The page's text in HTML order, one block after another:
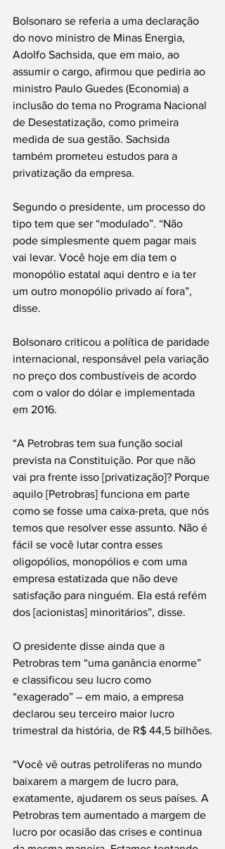
Bolsonaro se referia a uma declaração
do novo ministro de Minas Energia,
Adolfo Sachsida, que em maio, ao
assumir o cargo, afirmou que pediria ao
ministro Paulo Guedes (Economia) a
inclusão do tema no Programa Nacional
de Desestatização, como primeira
medida de sua gestão. Sachsida
também prometeu estudos para a
privatização da empresa.
Segundo o presidente, um processo do
tipo tem que ser “modulado”. “Não
pode simplesmente quem pagar mais
vai levar. Você hoje em dia tem o
monopólio estatal aqui dentro e ia ter
um outro monopólio privado aí fora”,
disse.
Bolsonaro criticou a política de paridade
internacional, responsável pela variação
no preço dos combustíveis de acordo
com o valor do dólar e implementada
em 2016.
“A Petrobras tem sua função social
prevista na Constituição. Por que não
vai pra frente isso [privatização]? Porque
aquilo [Petrobras] funciona em parte
como se fosse uma caixa-preta, que nós
temos que resolver esse assunto. Não é
fácil se você lutar contra esses
oligopólios, monopólios e com uma
empresa estatizada que não deve
satisfação para ninguém. Ela está refém
dos [acionistas] minoritários”, disse.
O presidente disse ainda que a
Petrobras tem “uma ganância enorme”
e classificou seu lucro como
“exagerado” ― em maio, a empresa
declarou seu terceiro maior lucro
trimestral da história, de R$ 44,5 bilhões.
“Você vê outras petrolíferas no mundo
baixarem a margem de lucro para,
exatamente, ajudarem os seus países. A
Petrobras tem aumentado a margem de
lucro por ocasião das crises e continua